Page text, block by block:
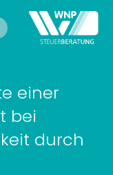
einer
bei
durch